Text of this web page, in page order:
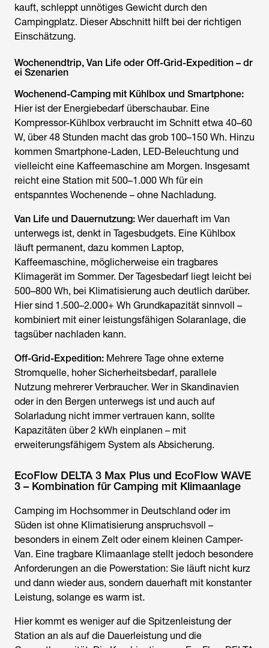
kauft, schleppt unnötiges Gewicht durch den
Campingplatz. Dieser Abschnitt hilft bei der richtigen
Einschätzung.
Wochenendtrip, Van Life oder Off-Grid-Expedition – dr
ei Szenarien
Wochenend-Camping mit Kühlbox und Smartphone:
Hier ist der Energiebedarf überschaubar. Eine
Kompressor-Kühlbox verbraucht im Schnitt etwa 40–60
W, über 48 Stunden macht das grob 100–150 Wh. Hinzu
kommen Smartphone-Laden, LED-Beleuchtung und
vielleicht eine Kaffeemaschine am Morgen. Insgesamt
reicht eine Station mit 500–1.000 Wh für ein
entspanntes Wochenende – ohne Nachladung.
Van Life und Dauernutzung: Wer dauerhaft im Van
unterwegs ist, denkt in Tagesbudgets. Eine Kühlbox
läuft permanent, dazu kommen Laptop,
Kaffeemaschine, möglicherweise ein tragbares
Klimagerät im Sommer. Der Tagesbedarf liegt leicht bei
500–800 Wh, bei Klimatisierung auch deutlich darüber.
Hier sind 1.500–2.000+ Wh Grundkapazität sinnvoll –
kombiniert mit einer leistungsfähigen Solaranlage, die
tagsüber nachladen kann.
Off-Grid-Expedition: Mehrere Tage ohne externe
Stromquelle, hoher Sicherheitsbedarf, parallele
Nutzung mehrerer Verbraucher. Wer in Skandinavien
oder in den Bergen unterwegs ist und auch auf
Solarladung nicht immer vertrauen kann, sollte
Kapazitäten über 2 kWh einplanen – mit
erweiterungsfähigem System als Absicherung.
EcoFlow DELTA 3 Max Plus und EcoFlow WAVE
3 – Kombination für Camping mit Klimaanlage
Camping im Hochsommer in Deutschland oder im
Süden ist ohne Klimatisierung anspruchsvoll –
besonders in einem Zelt oder einem kleinen Camper-
Van. Eine tragbare Klimaanlage stellt jedoch besondere
Anforderungen an die Powerstation: Sie läuft nicht kurz
und dann wieder aus, sondern dauerhaft mit konstanter
Leistung, solange es warm ist.
Hier kommt es weniger auf die Spitzenleistung der
Station an als auf die Dauerleistung und die